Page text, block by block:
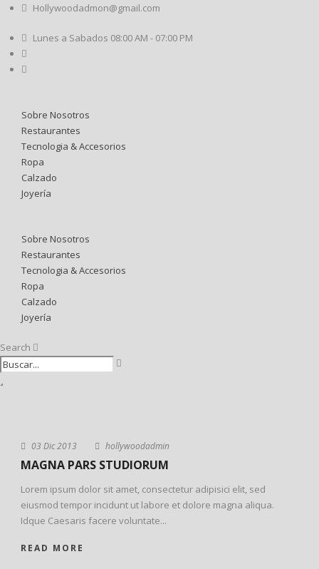
Hollywoodadmon@gmail.com
Lunes a Sabados 08:00 AM - 07:00 PM
Sobre Nosotros
Restaurantes
Tecnologia & Accesorios
Ropa
Calzado
Joyería
Sobre Nosotros
Restaurantes
Tecnologia & Accesorios
Ropa
Calzado
Joyería
Search
03 Dic 2013 hollywoodadmin
MAGNA PARS STUDIORUM
Lorem ipsum dolor sit amet, consectetur adipisici elit, sed
eiusmod tempor incidunt ut labore et dolore magna aliqua.
Idque Caesaris facere voluntate...
READ MORE